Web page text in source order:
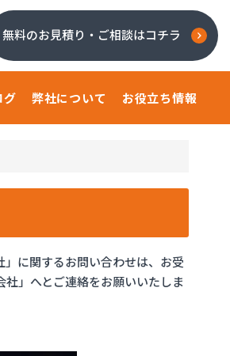
無料のお見積り・ご相談はコチラ
グ 弊社について お役立ち情報
に関するお問い合わせは、お受
」へとご連絡をお願いいたしま